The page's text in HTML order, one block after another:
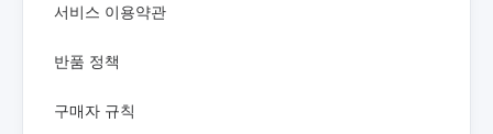
서비스 이용약관
반품 정책
구매자 규칙